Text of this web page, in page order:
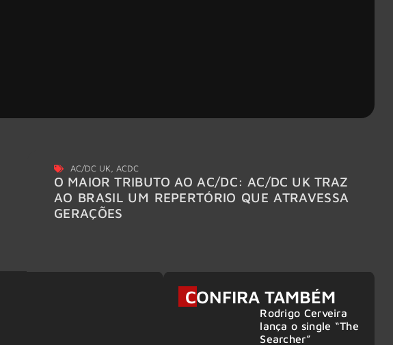
AC/DC UK,ACDC
O MAIOR TRIBUTO AO AC/DC: AC/DC UK TRAZ
AO BRASIL UM REPERTÓRIO QUE ATRAVESSA
GERAÇÕES
CONFIRA TAMBÉM
Rodrigo Cerveira
lança o single “The
Searcher”